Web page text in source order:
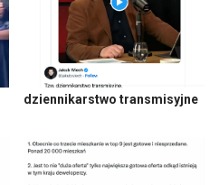
dziennikarstwo transmisyjne